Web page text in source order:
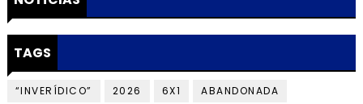
TAGS
“INVERÍDICO” 2026 6X1
ABANDONADA